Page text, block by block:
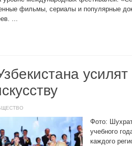
фильмы, сериалы и популярные
...
Фото:
учебного
каждого